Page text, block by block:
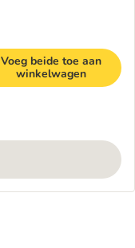
Voeg beide toe aan
winkelwagen